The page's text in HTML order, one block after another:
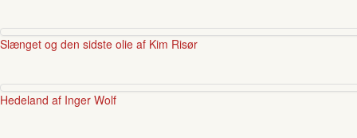
Slænget og den sidste olie af Kim Risør
Hedeland af Inger Wolf